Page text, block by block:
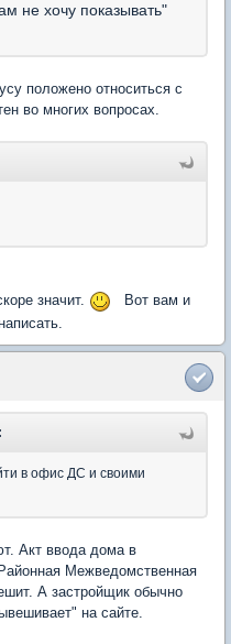
не хочу показывать"
положено относиться с
во многих вопросах.
значит.
Вот вам и
в офис ДС и своими
Акт ввода дома в
Межведомственная
А застройщик обычно
на сайте.